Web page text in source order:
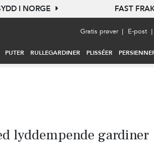
I NORGE FAST
Gratis prøver | E-post |
PUTER RULLEGARDINER PLISSÉER
lyddempende gardiner